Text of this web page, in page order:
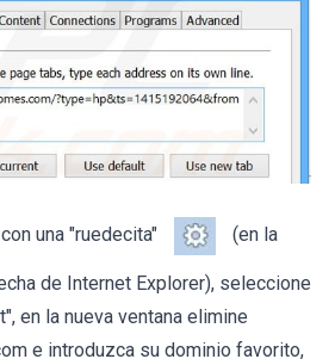
una "ruedecita" (en la
de Internet Explorer), seleccione
en la nueva ventana elimine
e introduzca su dominio favorito,